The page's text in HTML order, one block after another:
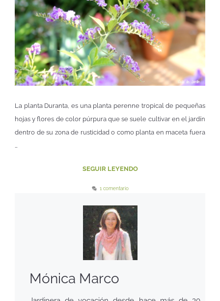
La planta Duranta, es una planta perenne tropical de pequeñas
hojas y flores de color púrpura que se suele cultivar en el jardín
dentro de su zona de rusticidad o como planta en maceta fuera
…
SEGUIR LEYENDO
1 comentario
Mónica Marco